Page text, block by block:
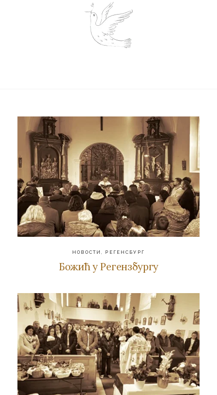
НОВОСТИ РЕГЕНСБУРГ
Божић у Регензбургу